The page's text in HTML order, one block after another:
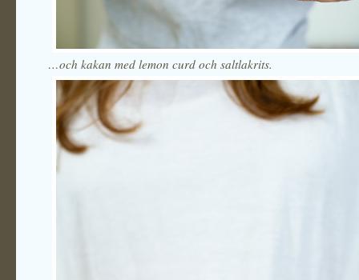
…och kakan med lemon curd och saltlakrits.